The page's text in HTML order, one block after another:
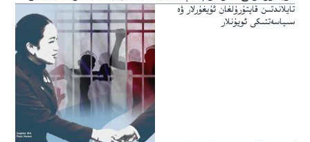
تايلاندتىن قايتۇرۇلغان ئۇيغۇرلار ۋە
سىياسەتتىكى ئويۇنلار